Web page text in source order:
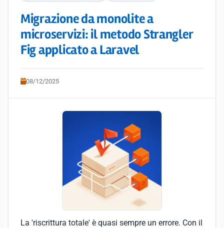
Migrazione da monolite a
microservizi: il metodo Strangler
Fig applicato a Laravel
08/12/2025
La 'riscrittura totale' è quasi sempre un errore. Con il